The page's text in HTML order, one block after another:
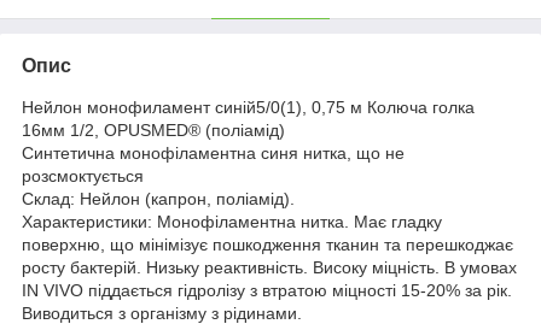
Опис
Нейлон монофиламент синій5/0(1), 0,75 м Колюча голка
16мм 1/2, OPUSMED® (поліамід)
Синтетична монофіламентна синя нитка, що не
розсмоктується
Склад: Нейлон (капрон, поліамід).
Характеристики: Монофіламентна нитка. Має гладку
поверхню, що мінімізує пошкодження тканин та перешкоджає
росту бактерій. Низьку реактивність. Високу міцність. В умовах
IN VIVO піддається гідролізу з втратою міцності 15-20% за рік.
Виводиться з організму з рідинами.